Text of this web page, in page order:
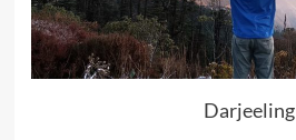
Darjeeling